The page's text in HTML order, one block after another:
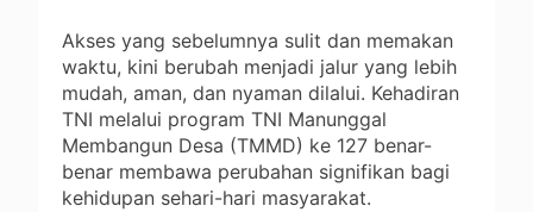
Akses yang sebelumnya sulit dan memakan
waktu, kini berubah menjadi jalur yang lebih
mudah, aman, dan nyaman dilalui. Kehadiran
TNI melalui program TNI Manunggal
Membangun Desa (TMMD) ke 127 benar-
benar membawa perubahan signifikan bagi
kehidupan sehari-hari masyarakat.